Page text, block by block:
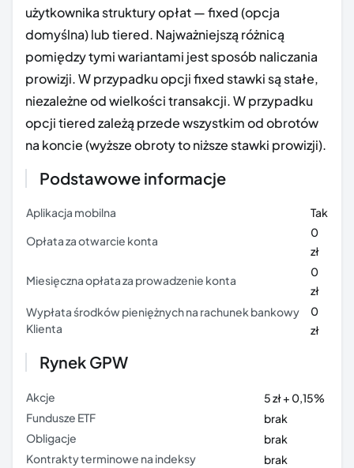
użytkownika struktury opłat — fixed (opcja
domyślna) lub tiered. Najważniejszą różnicą
pomiędzy tymi wariantami jest sposób naliczania
prowizji. W przypadku opcji fixed stawki są stałe,
niezależne od wielkości transakcji. W przypadku
opcji tiered zależą przede wszystkim od obrotów
na koncie (wyższe obroty to niższe stawki prowizji).
Podstawowe informacje
Aplikacja mobilna
Tak
Opłata za otwarcie konta
0
zł
Miesięczna opłata za prowadzenie konta
0
zł
Wypłata środków pieniężnych na rachunek bankowy
Klienta
0
zł
Rynek GPW
Akcje
5 zł + 0,15%
Fundusze ETF
brak
Obligacje
brak
Kontrakty terminowe na indeksy
brak